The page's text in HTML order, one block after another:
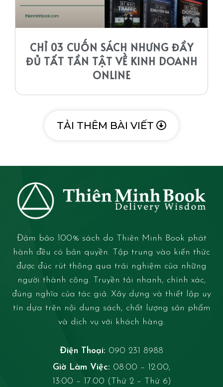
CHỈ 03 CUỐN SÁCH NHƯNG ĐẦY
ĐỦ TẤT TẦN TẬT VỀ KINH DOANH
ONLINE
TẢI THÊM BÀI VIẾT
Đảm bảo 100% sách do Thiên Minh Book phát
hành đều có bản quyền. Tập trung vào kiến thức
được đúc rút thông qua trải nghiệm của những
người thành công. Truyền tải nhanh, chính xác,
đúng nghĩa của tác giả. Xây dựng và thiết lập uy
tín dựa trên nội dung sách, chất lượng sản phẩm
và dịch vụ với khách hàng.
Điện Thoại: 090 231 8988
Giờ Làm Việc: 08:00 – 12:00,
13:00 – 17:00 (Thứ 2 – Thứ 6)